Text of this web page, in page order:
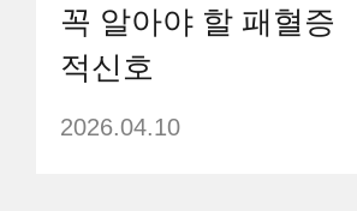
꼭 알아야 할 패혈증
적신호
2026.04.10